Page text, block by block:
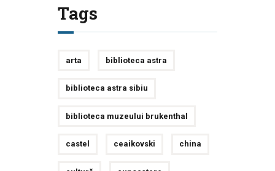
Tags
arta biblioteca astra
biblioteca astra sibiu
biblioteca muzeului brukenthal
castel ceaikovski china